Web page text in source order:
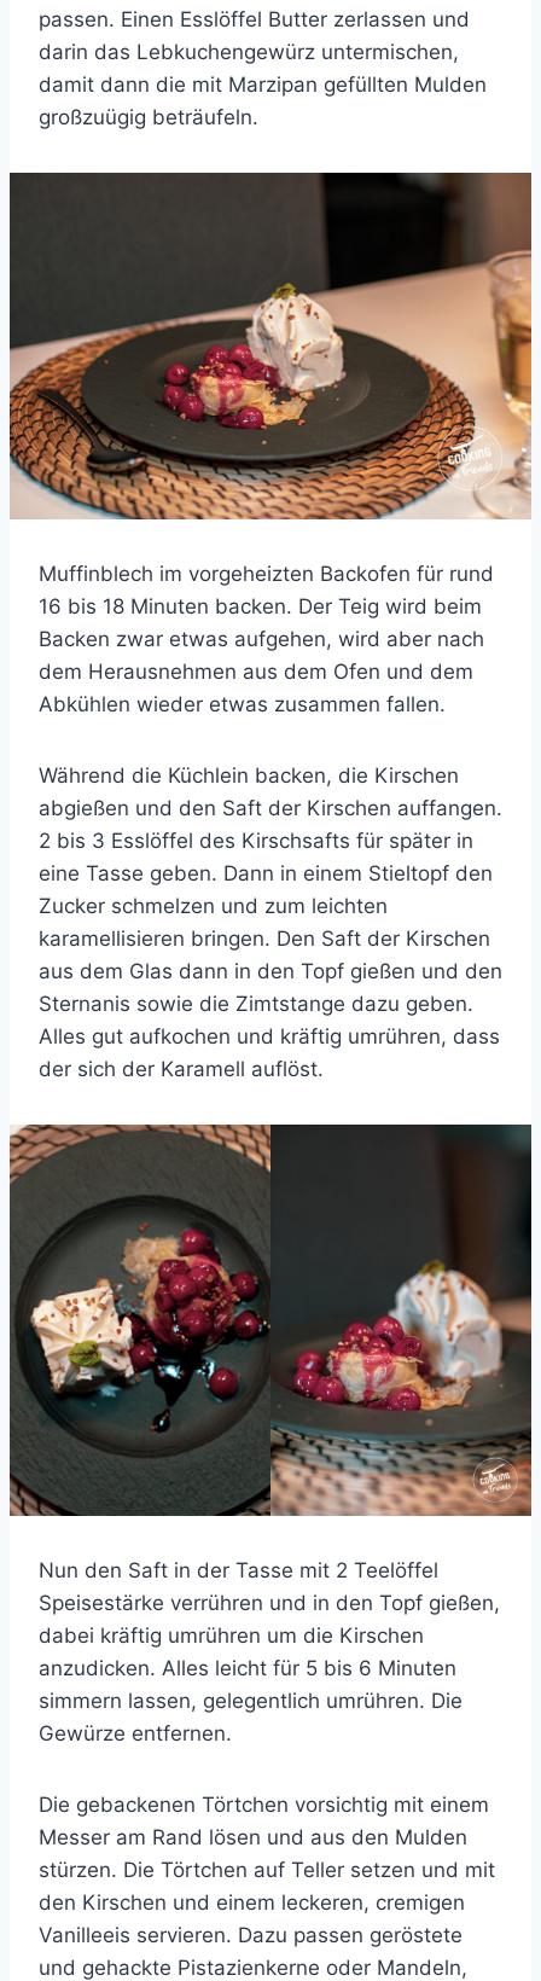
passen. Einen Esslöffel Butter zerlassen und
darin das Lebkuchengewürz untermischen,
damit dann die mit Marzipan gefüllten Mulden
großzuügig beträufeln.
Muffinblech im vorgeheizten Backofen für rund
16 bis 18 Minuten backen. Der Teig wird beim
Backen zwar etwas aufgehen, wird aber nach
dem Herausnehmen aus dem Ofen und dem
Abkühlen wieder etwas zusammen fallen.
Während die Küchlein backen, die Kirschen
abgießen und den Saft der Kirschen auffangen.
2 bis 3 Esslöffel des Kirschsafts für später in
eine Tasse geben. Dann in einem Stieltopf den
Zucker schmelzen und zum leichten
karamellisieren bringen. Den Saft der Kirschen
aus dem Glas dann in den Topf gießen und den
Sternanis sowie die Zimtstange dazu geben.
Alles gut aufkochen und kräftig umrühren, dass
der sich der Karamell auflöst.
Nun den Saft in der Tasse mit 2 Teelöffel
Speisestärke verrühren und in den Topf gießen,
dabei kräftig umrühren um die Kirschen
anzudicken. Alles leicht für 5 bis 6 Minuten
simmern lassen, gelegentlich umrühren. Die
Gewürze entfernen.
Die gebackenen Törtchen vorsichtig mit einem
Messer am Rand lösen und aus den Mulden
stürzen. Die Törtchen auf Teller setzen und mit
den Kirschen und einem leckeren, cremigen
Vanilleeis servieren. Dazu passen geröstete
und gehackte Pistazienkerne oder Mandeln,